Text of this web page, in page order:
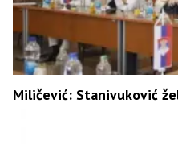
Miličević: Stanivuković